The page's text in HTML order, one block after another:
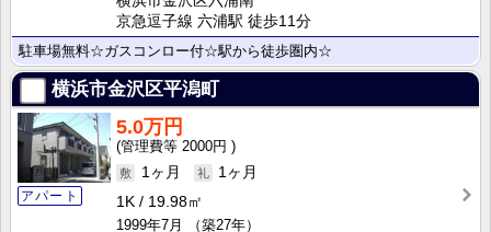
京急逗子線 六浦駅 徒歩11分
駐車場無料☆ガスコンロー付☆駅から徒歩圏内☆
横浜市金沢区平潟町
アパート
5.0万円
2000円
1ヶ月
1ヶ月
1K
19.98㎡
1999年7月
（築27年）